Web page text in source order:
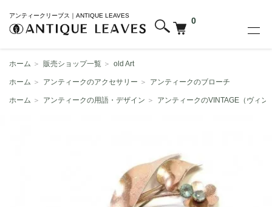
アンティークリーブス｜ANTIQUE LEAVES
0
ホーム ＞ 販売ショップ一覧 ＞ old Art
ホーム ＞ アンティークのアクセサリー ＞ アンティークのブローチ
ホーム ＞ アンティークの用語・デザイン ＞ アンティークのVINTAGE（ヴィン